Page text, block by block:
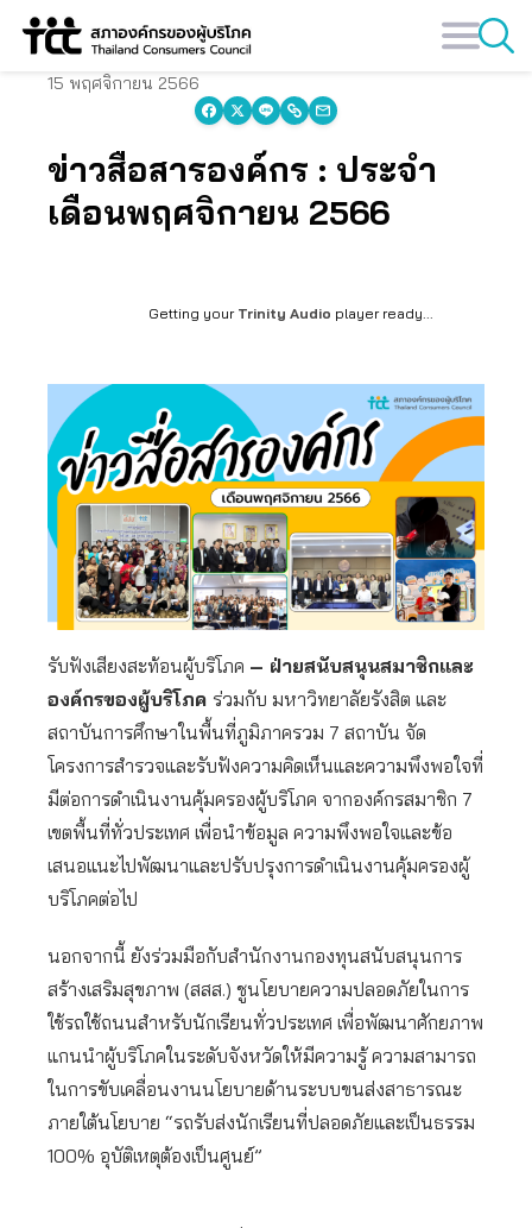
Skip
15 พฤศจิกายน 2566
ข่าวสื่อสารองค์กร : ประจำ
เดือนพฤศจิกายน 2566
Getting your Trinity Audio player ready...
รับฟังเสียงสะท้อนผู้บริโภค – ฝ่ายสนับสนุนสมาชิกและ
องค์กรของผู้บริโภค ร่วมกับ มหาวิทยาลัยรังสิต และ
สถาบันการศึกษาในพื้นที่ภูมิภาครวม 7 สถาบัน จัด
โครงการสำรวจและรับฟังความคิดเห็นและความพึงพอใจที่
มีต่อการดำเนินงานคุ้มครองผู้บริโภค จากองค์กรสมาชิก 7
เขตพื้นที่ทั่วประเทศ เพื่อนำข้อมูล ความพึงพอใจและข้อ
เสนอแนะไปพัฒนาและปรับปรุงการดำเนินงานคุ้มครองผู้
บริโภคต่อไป
นอกจากนี้ ยังร่วมมือกับสำนักงานกองทุนสนับสนุนการ
สร้างเสริมสุขภาพ (สสส.) ชูนโยบายความปลอดภัยในการ
ใช้รถใช้ถนนสำหรับนักเรียนทั่วประเทศ เพื่อพัฒนาศักยภาพ
แกนนำผู้บริโภคในระดับจังหวัดให้มีความรู้ ความสามารถ
ในการขับเคลื่อนงานนโยบายด้านระบบขนส่งสาธารณะ
ภายใต้นโยบาย “รถรับส่งนักเรียนที่ปลอดภัยและเป็นธรรม
100% อุบัติเหตุต้องเป็นศูนย์”